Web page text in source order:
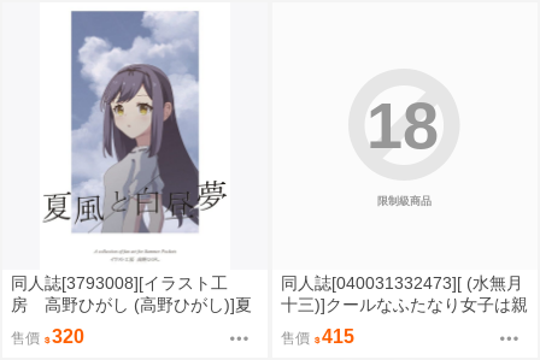
同人誌[3793008][イラスト工
房 高野ひがし (高野ひがし)]夏
風と白昼夢 (Summer Pockets)
售價 320
限制級商品
18
同人誌[040031332473][ (水無月
十三)]クールなふたなり女子は親
友のふたなりチンポでメチャク
チャにイカされたい (原創)
售價 415